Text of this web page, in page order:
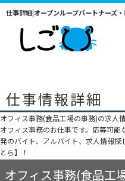
仕事詳細|オープンループパートナーズ
仕事情報詳細
オフィス事務(食品工場の事務)の求人
オフィス事務のお仕事です。応募可
発のバイト、アルバイト、求人情報
とら】！
オフィス事務(食品工